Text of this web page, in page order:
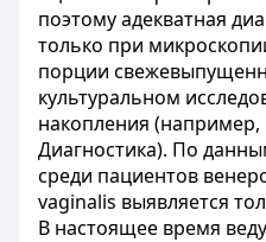
поэтому адекватная
только при
порции
культуральном
накопления
Диагностика). По
среди пациентов
vaginalis выявляется
В настоящее время